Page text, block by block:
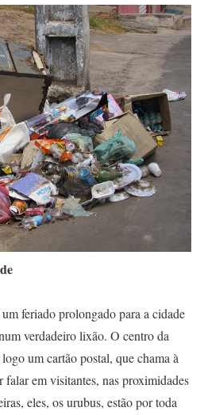
feriado prolongado para a cidade
verdadeiro lixão. O centro da
um cartão postal, que chama à
falar em visitantes, nas proximidades
eles, os urubus, estão por toda